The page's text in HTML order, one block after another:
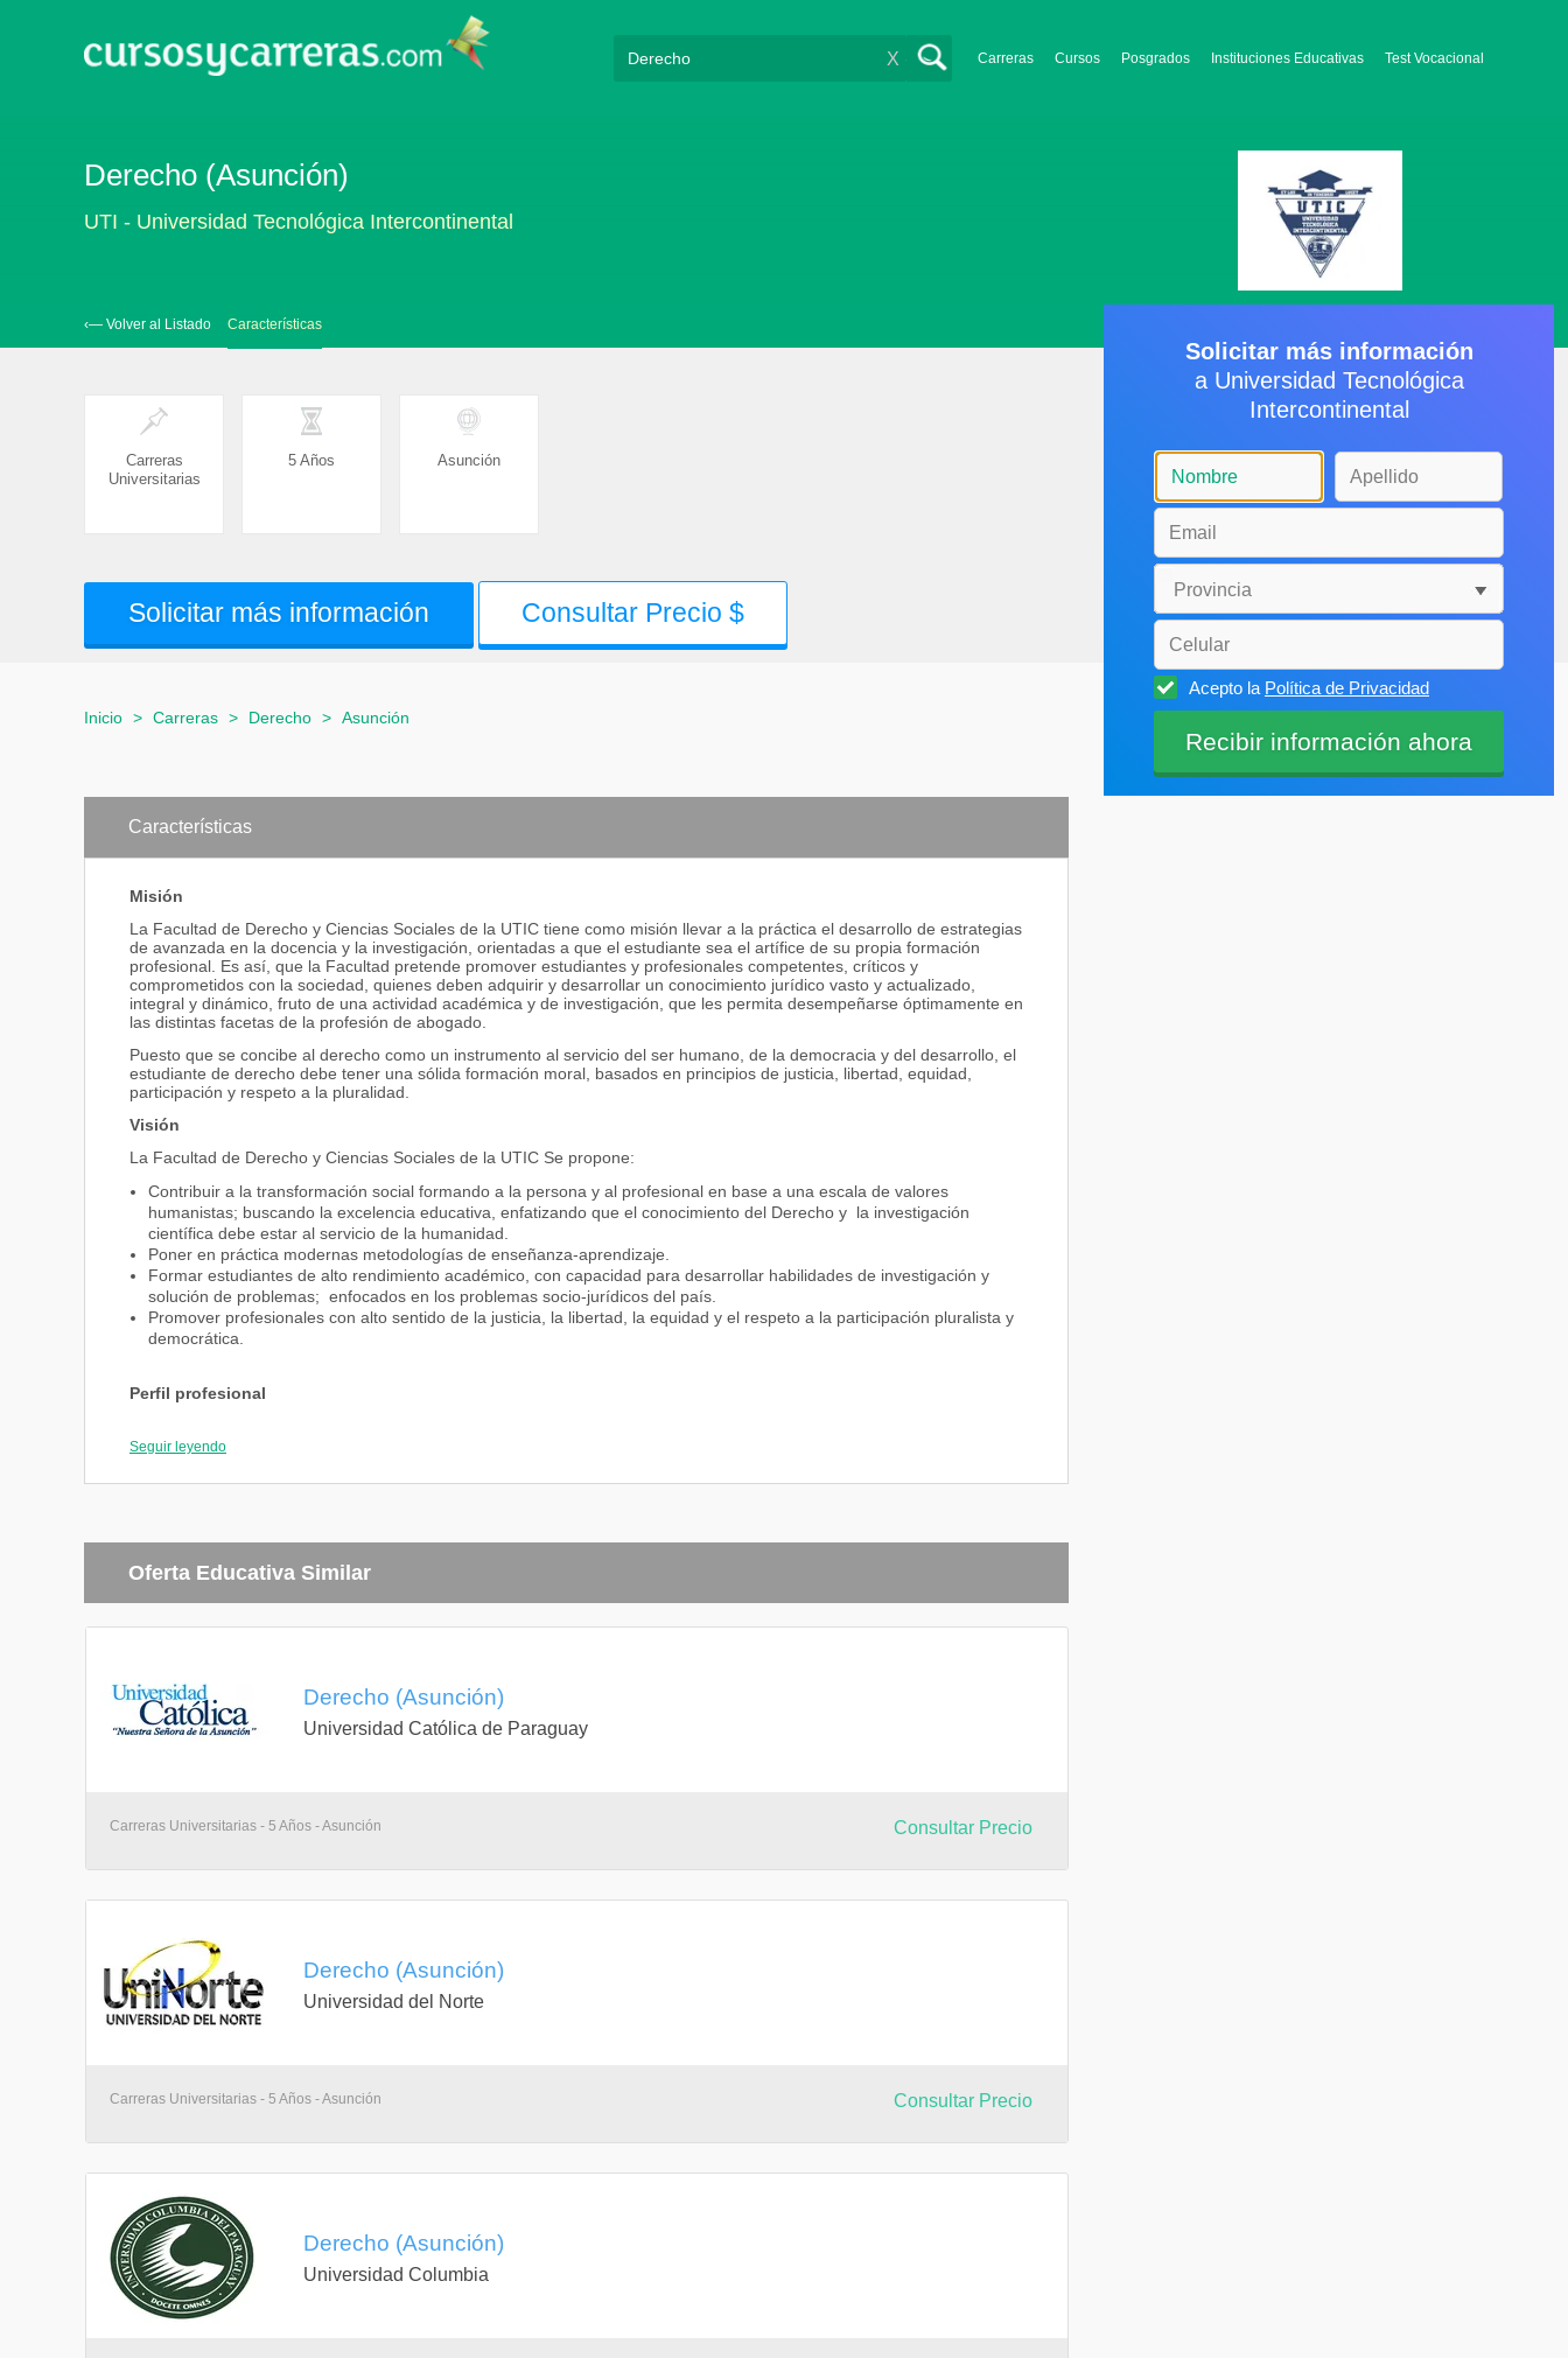
Carreras Cursos Posgrados Instituciones Educativas Test Vocacional
X
Derecho (Asunción)
UTI - Universidad Tecnológica Intercontinental
‹— Volver al Listado Características
Carreras
Universitarias
5 Años Asunción
Solicitar más información Consultar Precio $
Inicio > Carreras > Derecho > Asunción
Características
Misión
La Facultad de Derecho y Ciencias Sociales de la UTIC tiene como misión llevar a la práctica el desarrollo de estrategias
de avanzada en la docencia y la investigación, orientadas a que el estudiante sea el artífice de su propia formación
profesional. Es así, que la Facultad pretende promover estudiantes y profesionales competentes, críticos y
comprometidos con la sociedad, quienes deben adquirir y desarrollar un conocimiento jurídico vasto y actualizado,
integral y dinámico, fruto de una actividad académica y de investigación, que les permita desempeñarse óptimamente en
las distintas facetas de la profesión de abogado.
Puesto que se concibe al derecho como un instrumento al servicio del ser humano, de la democracia y del desarrollo, el
estudiante de derecho debe tener una sólida formación moral, basados en principios de justicia, libertad, equidad,
participación y respeto a la pluralidad.
Visión
La Facultad de Derecho y Ciencias Sociales de la UTIC Se propone:
Contribuir a la transformación social formando a la persona y al profesional en base a una escala de valores
humanistas; buscando la excelencia educativa, enfatizando que el conocimiento del Derecho y la investigación
científica debe estar al servicio de la humanidad.
Poner en práctica modernas metodologías de enseñanza-aprendizaje.
Formar estudiantes de alto rendimiento académico, con capacidad para desarrollar habilidades de investigación y
solución de problemas; enfocados en los problemas socio-jurídicos del país.
Promover profesionales con alto sentido de la justicia, la libertad, la equidad y el respeto a la participación pluralista y
democrática.
Perfil profesional
líneas fundamentales:
Conocimiento de proceso judicial, en todas sus disciplinas.
Enseñanza activa para resolver problemas concretos en los diversos frentes que presenta el proceso judicial y los
sistemas alternativos para la gestión y resolución de conflictos.
Disposición para motivar capacidades de negociación.
Enseñanza de la ética y el sentido de responsabilidad profesional.
Incentivación de la capacidad creada y operativa en la formación de emprendedores para la dirección y estrategia de
prevención de conflictos.
Adecuada preparación para las disputas que inevitablemente surgen del proceso judicial.
Formación general, integral, y selectiva en cada alumno.
capacidades adquiridas.
Seguir leyendo
Oferta Educativa Similar
Derecho (Asunción)
Universidad Católica de Paraguay
Carreras Universitarias - 5 Años - Asunción Consultar Precio
Derecho (Asunción)
Universidad del Norte
Carreras Universitarias - 5 Años - Asunción Consultar Precio
Derecho (Asunción)
Universidad Columbia
Solicitar más información
a Universidad Tecnológica
Intercontinental
Acepto la Política de Privacidad